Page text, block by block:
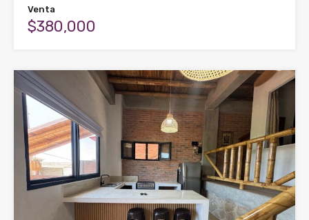
Venta
$380,000